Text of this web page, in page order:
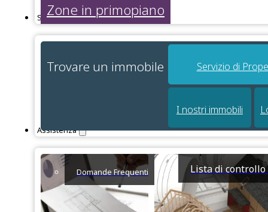
Zone in primopiano
Servizi
Trovare un immobile Servizio di
I nostri immobili
Assistenza
Domande Frequenti Lista di